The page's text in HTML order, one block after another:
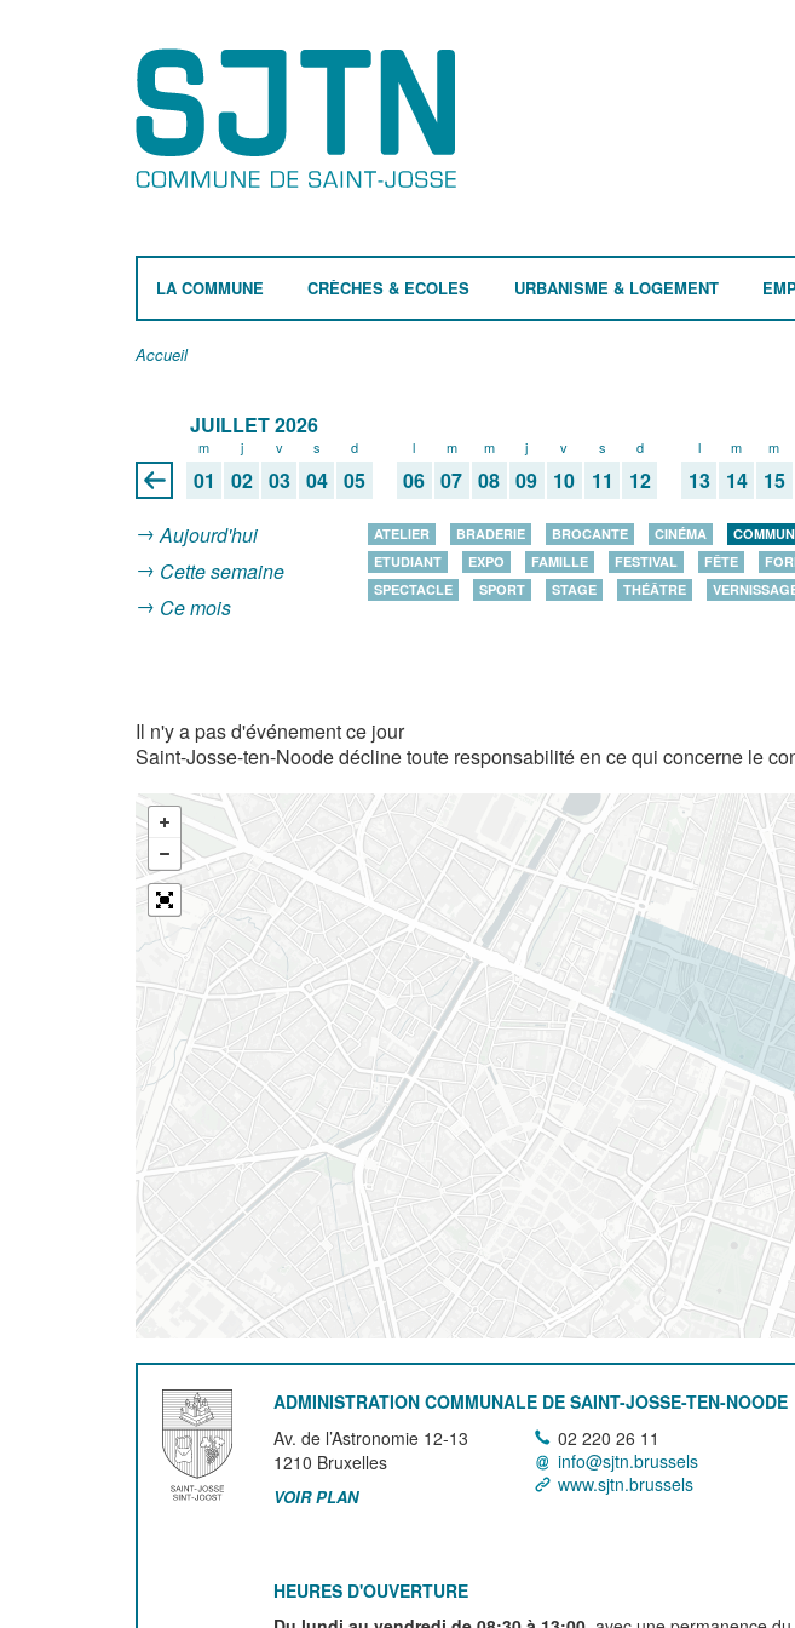
LA COMMUNE CRÈCHES & ECOLES URBANISME & LOGEMENT
Accueil
JUILLET 2026
m
01
j
02
v
03
s
04
d
05
l
06
m
07
m
08
j
09
v
10
s
11
d
12
l
13
m
14
m
15
Aujourd'hui
Cette semaine
Ce mois
ATELIER BRADERIE BROCANTE CINÉMA
ETUDIANT
EXPO FAMILLE FESTIVAL FÊTE
SPECTACLE
SPORT STAGE THÉÂTRE
Il n'y a pas d'événement ce jour
Saint-Josse-ten-Noode décline toute responsabilité en ce qui concerne le
ADMINISTRATION COMMUNALE DE SAINT-JOSSE-TEN-NOODE
Av. de l’Astronomie 12-13
1210 Bruxelles
VOIR PLAN
02 220 26 11
info@sjtn.brussels
www.sjtn.brussels
HEURES D'OUVERTURE